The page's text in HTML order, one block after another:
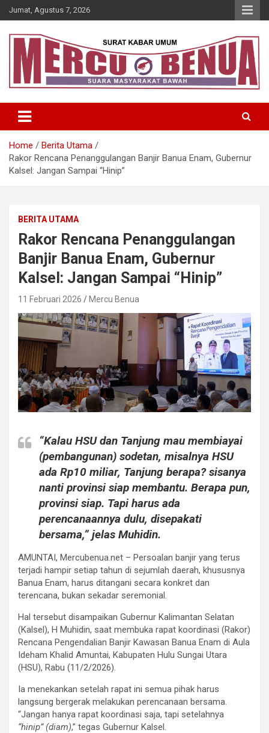
Skip
to
Jumat, Agustus 7, 2026
Mercu Benua
Home
Berita Utama
Rakor Rencana Penanggulangan Banjir Banua Enam, Gubernur
Kalsel: Jangan Sampai “Hinip”
BERITA UTAMA
Rakor Rencana Penanggulangan
Banjir Banua Enam, Gubernur
Kalsel: Jangan Sampai “Hinip”
11 Februari 2026 Mercu Benua
“Kalau HSU dan Tanjung mau membiayai
(pembangunan) sodetan, misalnya HSU
ada Rp10 miliar, Tanjung berapa? sisanya
nanti provinsi siap membantu. Berapa pun,
provinsi siap. Tapi harus ada
perencanaannya dulu, disepakati
bersama,” jelas Muhidin.
AMUNTAI, Mercubenua.net – Persoalan banjir yang terus
terjadi hampir setiap tahun di sejumlah daerah, khususnya
Banua Enam, harus ditangani secara konkret dan
terencana, bukan sekadar seremonial.
Hal tersebut disampaikan Gubernur Kalimantan Selatan
(Kalsel), H Muhidin, saat membuka rapat koordinasi (Rakor)
Rencana Pengendalian Banjir Kawasan Banua Enam di Aula
Ideham Khalid Amuntai, Kabupaten Hulu Sungai Utara
(HSU), Rabu (11/2/2026).
Ia menekankan setelah rapat ini semua pihak harus
langsung bergerak melakukan perencanaan bersama.
“Jangan hanya rapat koordinasi saja, tapi setelahnya
“hinip” (diam),” tegas Gubernur Kalsel.